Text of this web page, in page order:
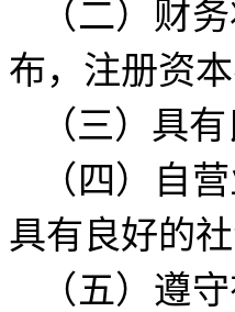
（二）财
布，注册资
（三）具
（四）自
具有良好的
（五）遵